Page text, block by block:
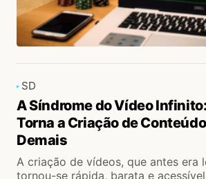
SD
A Síndrome do Vídeo
Torna a Criação de
Demais
A criação de vídeos, que antes era
tornou-se rápida, barata e